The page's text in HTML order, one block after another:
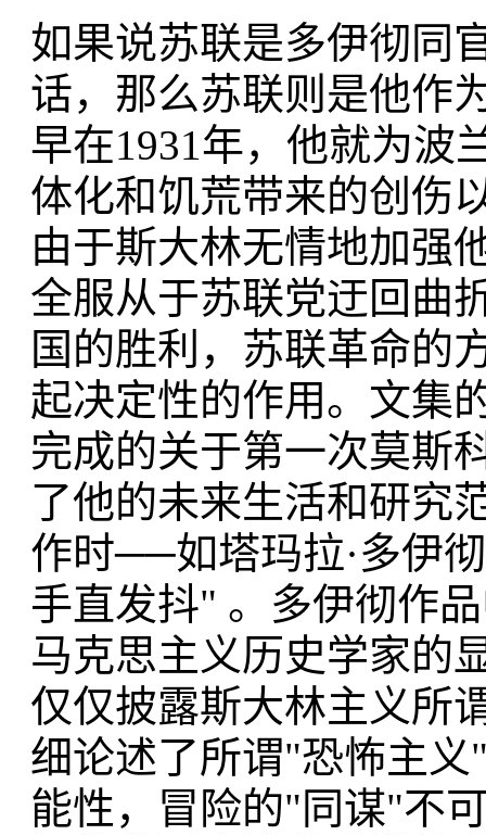
如果说苏联是多伊彻同
话，那么苏联则是他作
早在1931年，他就为波
体化和饥荒带来的创伤
由于斯大林无情地加强
全服从于苏联党迂回曲
国的胜利，苏联革命的
起决定性的作用。文集
完成的关于第一次莫斯
了他的未来生活和研究
作时──如塔玛拉·多伊
手直发抖" 。多伊彻作
马克思主义历史学家的
仅仅披露斯大林主义所
细论述了所谓"恐怖主
能性，冒险的"同谋"不